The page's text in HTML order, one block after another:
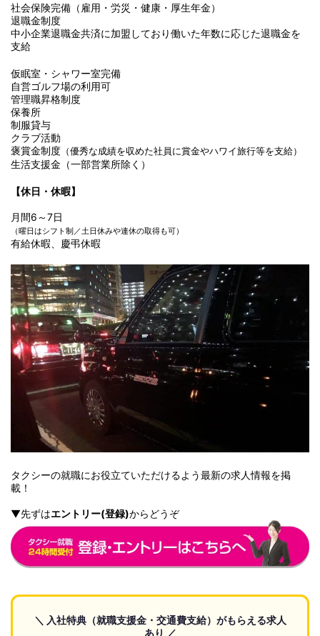
社会保険完備（雇用・労災・健康・厚生年金）
退職金制度
中小企業退職金共済に加盟しており働いた年数に応じた退職金を
支給
仮眠室・シャワー室完備
自営ゴルフ場の利用可
管理職昇格制度
保養所
制服貸与
クラブ活動
褒賞金制度 （優秀な成績を収めた社員に賞金やハワイ旅行等を支給）
生活支援金（一部営業所除く）
【休日・休暇】
月間6～7日
（曜日はシフト制／土日休みや連休の取得も可）
有給休暇、慶弔休暇
タクシーの就職にお役立ていただけるよう最新の求人情報を掲
載！
▼先ずはエントリー(登録)からどうぞ
＼ 入社特典（就職支援金・交通費支給）がもらえる求人
あり ／